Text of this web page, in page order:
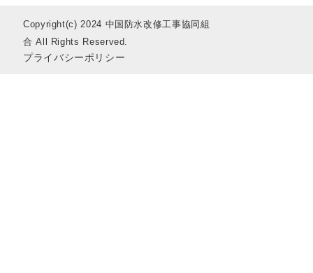
プライバシーポリシー
Copyright(c) 2024 中国防水改修工事協同組
合 All Rights Reserved.